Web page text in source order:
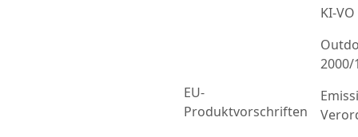
EU-
Produktvorschriften
KI-
2000/